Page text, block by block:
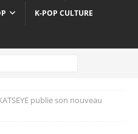
K-POP CULTURE
publie son nouveau